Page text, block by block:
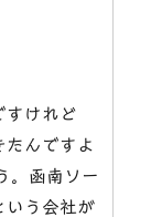
けれど
んですよ
。函南ソー
いう会社が